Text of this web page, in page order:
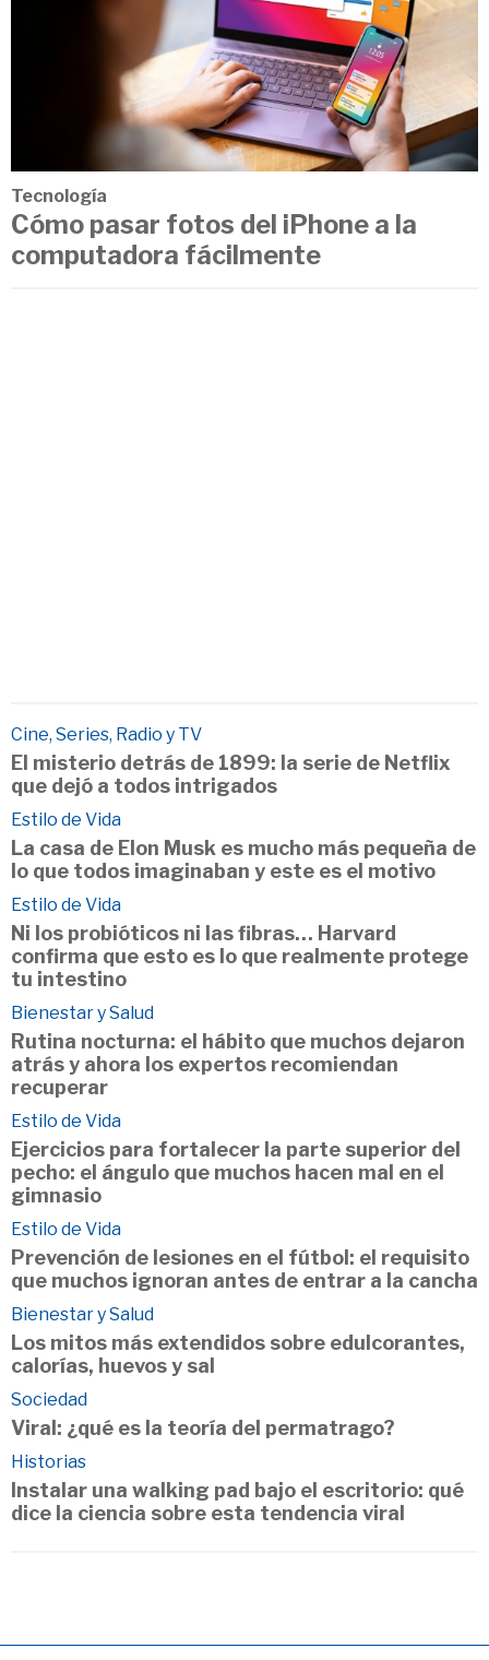
Tecnología
Cómo pasar fotos del iPhone a la
computadora fácilmente
Cine, Series, Radio y TV
El misterio detrás de 1899: la serie de Netflix
que dejó a todos intrigados
Estilo de Vida
La casa de Elon Musk es mucho más pequeña de
lo que todos imaginaban y este es el motivo
Estilo de Vida
Ni los probióticos ni las fibras… Harvard
confirma que esto es lo que realmente protege
tu intestino
Bienestar y Salud
Rutina nocturna: el hábito que muchos dejaron
atrás y ahora los expertos recomiendan
recuperar
Estilo de Vida
Ejercicios para fortalecer la parte superior del
pecho: el ángulo que muchos hacen mal en el
gimnasio
Estilo de Vida
Prevención de lesiones en el fútbol: el requisito
que muchos ignoran antes de entrar a la cancha
Bienestar y Salud
Los mitos más extendidos sobre edulcorantes,
calorías, huevos y sal
Sociedad
Viral: ¿qué es la teoría del permatrago?
Historias
Instalar una walking pad bajo el escritorio: qué
dice la ciencia sobre esta tendencia viral